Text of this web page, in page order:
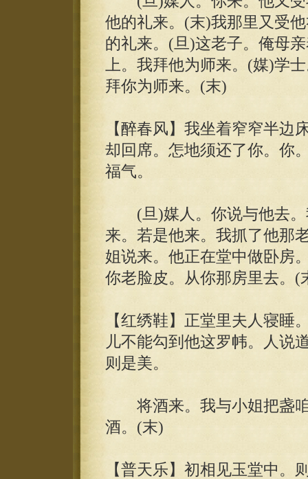
他的礼来。(末)我那里又受
的礼来。(旦)这老子。俺母
上。我拜他为师来。(媒)学
拜你为师来。(末)
【醉春风】我坐着窄窄半边
却回席。怎地须还了你。你
福气。
(旦)媒人。你说与他去。
来。若是他来。我抓了他那
姐说来。他正在堂中做卧房
你老脸皮。从你那房里去。(
【红绣鞋】正堂里夫人寝睡
儿不能勾到他这罗帏。人说
则是美。
将酒来。我与小姐把盏咱
酒。(末)
【普天乐】初相见玉堂中。